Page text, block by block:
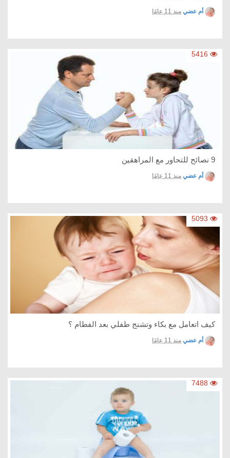
أم عضي منذ 11 عامًا
5416
أم عضي منذ 11 عامًا
5093
كيف اتعامل مع بكاء وتشنج طفلي بعد الفطام ؟
أم عضي منذ 11 عامًا
7488